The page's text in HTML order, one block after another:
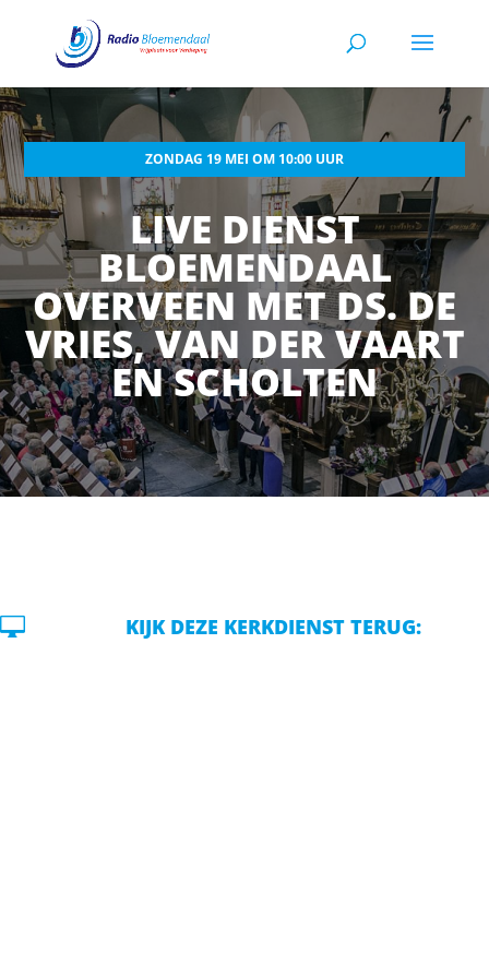
ZONDAG 19 MEI OM 10:00 UUR
LIVE DIENST
BLOEMENDAAL
OVERVEEN MET DS. DE
VRIES, VAN DER VAART
EN SCHOLTEN
 KIJK DEZE KERKDIENST TERUG: